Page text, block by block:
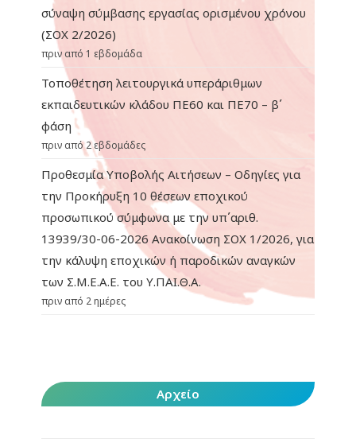
σύναψη σύμβασης εργασίας ορισμένου χρόνου
(ΣΟΧ 2/2026)
πριν από 1 εβδομάδα
Τοποθέτηση λειτουργικά υπεράριθμων
εκπαιδευτικών κλάδου ΠΕ60 και ΠΕ70 – β΄
φάση
πριν από 2 εβδομάδες
Προθεσμία Υποβολής Αιτήσεων – Οδηγίες για
την Προκήρυξη 10 θέσεων εποχικού
προσωπικού σύμφωνα με την υπ΄αριθ.
13939/30-06-2026 Ανακοίνωση ΣΟΧ 1/2026, για
την κάλυψη εποχικών ή παροδικών αναγκών
των Σ.Μ.Ε.Α.Ε. του Υ.ΠΑΙ.Θ.Α.
πριν από 2 ημέρες
Αρχείο